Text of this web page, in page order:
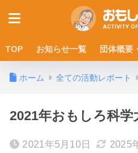
TOP お知らせ一覧 団体概要
ホーム 全ての活動レポート
2021年おもしろ科学
2021年5月10日 2025